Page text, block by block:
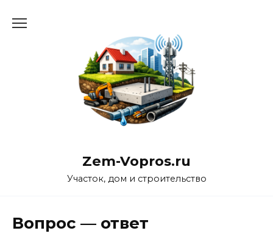
Zem-Vopros.ru
Участок, дом и строительство
Вопрос — ответ